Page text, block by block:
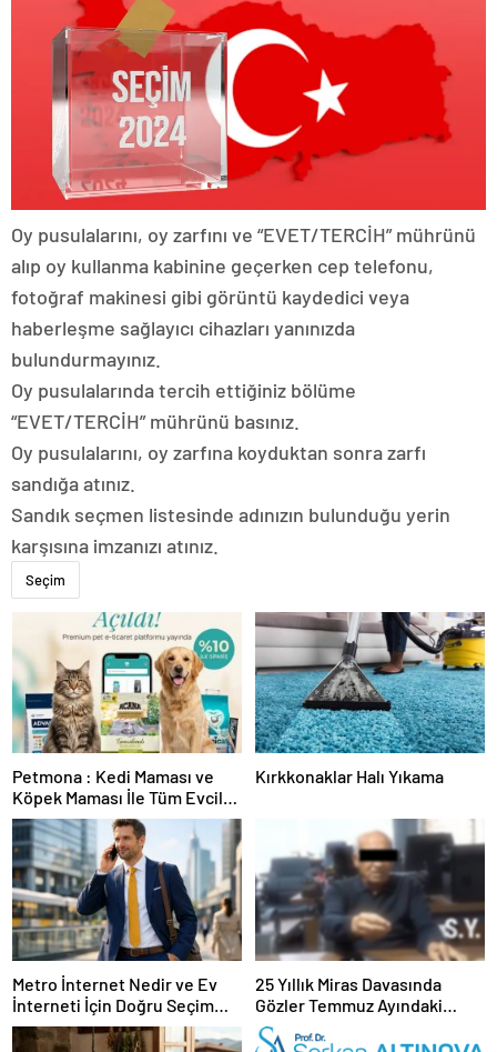
Oy pusulalarını, oy zarfını ve “EVET/TERCİH” mührünü
alıp oy kullanma kabinine geçerken cep telefonu,
fotoğraf makinesi gibi görüntü kaydedici veya
haberleşme sağlayıcı cihazları yanınızda
bulundurmayınız.
Oy pusulalarında tercih ettiğiniz bölüme
“EVET/TERCİH” mührünü basınız.
Oy pusulalarını, oy zarfına koyduktan sonra zarfı
sandığa atınız.
Sandık seçmen listesinde adınızın bulunduğu yerin
karşısına imzanızı atınız.
Seçim
Petmona : Kedi Maması ve
Köpek Maması İle Tüm Evcil
Hayvan Ürünleri
Kırkkonaklar Halı Yıkama
Metro İnternet Nedir ve Ev
İnterneti İçin Doğru Seçim
Nasıl Yapılır
25 Yıllık Miras Davasında
Gözler Temmuz Ayındaki
Karar Duruşmasına Çevrildi